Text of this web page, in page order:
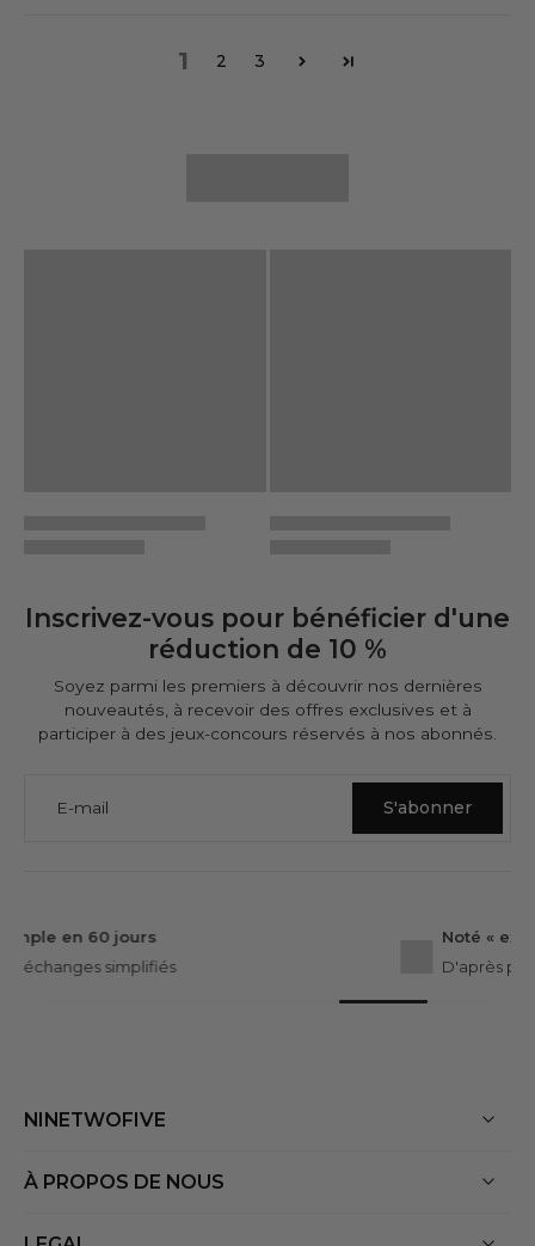
1 2 3
Inscrivez-vous pour bénéficier d'une
réduction de 10 %
Soyez parmi les premiers à découvrir nos dernières
nouveautés, à recevoir des offres exclusives et à
participer à des jeux-concours réservés à nos abonnés.
E-mail S'abonner
Noté « excellent »
D'après plus de 3 000 Avis
NINETWOFIVE
À PROPOS DE NOUS